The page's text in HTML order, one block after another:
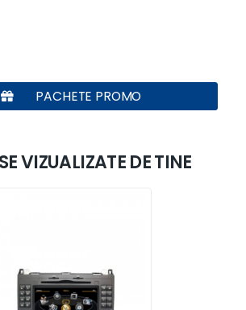
PACHETE PROMO
VIZUALIZATE DE TINE